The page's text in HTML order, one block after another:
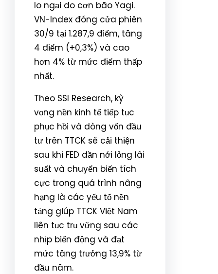
lo ngại do cơn bão Yagi.
VN-Index đóng cửa phiên
30/9 tại 1.287,9 điểm, tăng
4 điểm (+0,3%) và cao
hơn 4% từ mức điểm thấp
nhất.
Theo SSI Research, kỳ
vọng nền kinh tế tiếp tục
phục hồi và dòng vốn đầu
tư trên TTCK sẽ cải thiện
sau khi FED dần nới lỏng lãi
suất và chuyển biến tích
cực trong quá trình nâng
hạng là các yếu tố nền
tảng giúp TTCK Việt Nam
liên tục trụ vững sau các
nhịp biến động và đạt
mức tăng trưởng 13,9% từ
đầu năm.